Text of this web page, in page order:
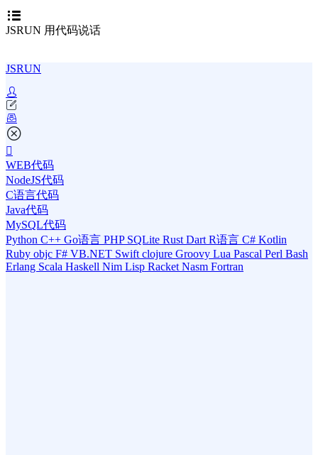
JSRUN 用代码说话
JSRUN
WEB代码
NodeJS代码
C语言代码
Java代码
MySQL代码
Python C++ Go语言 PHP SQLite Rust Dart R语言 C# Kotlin
Ruby objc F# VB.NET Swift clojure Groovy Lua Pascal Perl Bash
Erlang Scala Haskell Nim Lisp Racket Nasm Fortran